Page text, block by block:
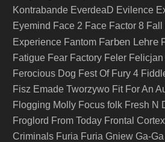
Kontrabande EverdeaD Evilence
Eyemind Face 2 Face Factor 8 Fall
Experience Fantom Farben Lehre
Fatigue Fear Factory Feler
Ferocious Dog Fest Of Fury 4
Fisz Emade Tworzywo Fit For An
Flogging Molly Focus folk Fresh N
Froglord From Today Frontal Cortex
Criminals Furia Furia Gniew Ga-